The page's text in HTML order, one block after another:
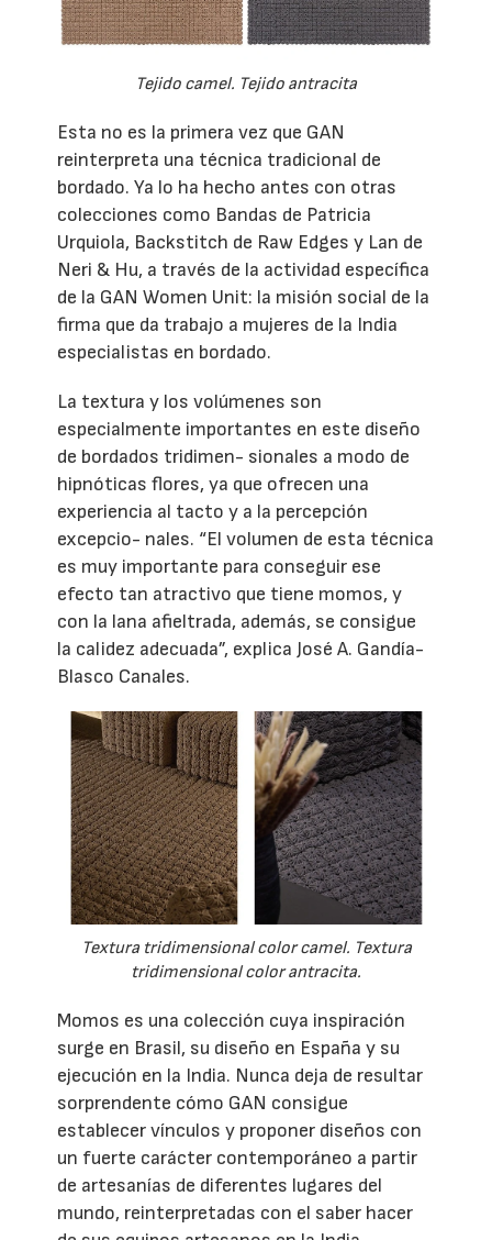
Tejido camel. Tejido antracita
Esta no es la primera vez que GAN
reinterpreta una técnica tradicional de
bordado. Ya lo ha hecho antes con otras
colecciones como Bandas de Patricia
Urquiola, Backstitch de Raw Edges y Lan de
Neri & Hu, a través de la actividad específica
de la GAN Women Unit: la misión social de la
firma que da trabajo a mujeres de la India
especialistas en bordado.
La textura y los volúmenes son
especialmente importantes en este diseño
de bordados tridimen- sionales a modo de
hipnóticas flores, ya que ofrecen una
experiencia al tacto y a la percepción
excepcio- nales. “El volumen de esta técnica
es muy importante para conseguir ese
efecto tan atractivo que tiene momos, y
con la lana afieltrada, además, se consigue
la calidez adecuada”, explica José A. Gandía-
Blasco Canales.
Textura tridimensional color camel. Textura
tridimensional color antracita.
Momos es una colección cuya inspiración
surge en Brasil, su diseño en España y su
ejecución en la India. Nunca deja de resultar
sorprendente cómo GAN consigue
establecer vínculos y proponer diseños con
un fuerte carácter contemporáneo a partir
de artesanías de diferentes lugares del
mundo, reinterpretadas con el saber hacer